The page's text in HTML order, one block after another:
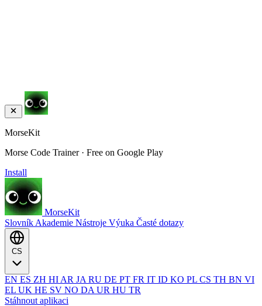
MorseKit
Morse Code Trainer · Free on Google Play
Install
MorseKit
Slovník Akademie Nástroje Výuka Časté dotazy
EN ES ZH HI AR JA RU DE PT FR IT ID KO PL CS TH BN VI
EL UK HE SV NO DA UR HU TR
Stáhnout aplikaci